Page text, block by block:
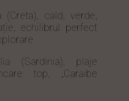
(Creta), cald, verde,
echilibrul perfect
(Sardinia), plaje
top, „Caraibe